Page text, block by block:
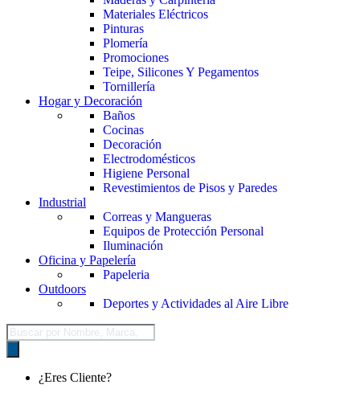
Materiales Eléctricos
Pinturas
Plomería
Promociones
Teipe, Silicones Y Pegamentos
Tornillería
Hogar y Decoración
Baños
Cocinas
Decoración
Electrodomésticos
Higiene Personal
Revestimientos de Pisos y Paredes
Industrial
Correas y Mangueras
Equipos de Protección Personal
Iluminación
Oficina y Papelería
Papeleria
Outdoors
Deportes y Actividades al Aire Libre
Búsqueda
de
productos
¿Eres Cliente?